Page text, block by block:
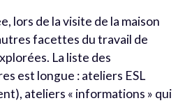
lors de la visite de la maison
facettes du travail de
La liste des
est longue : ateliers ESL
ateliers « informations » qui